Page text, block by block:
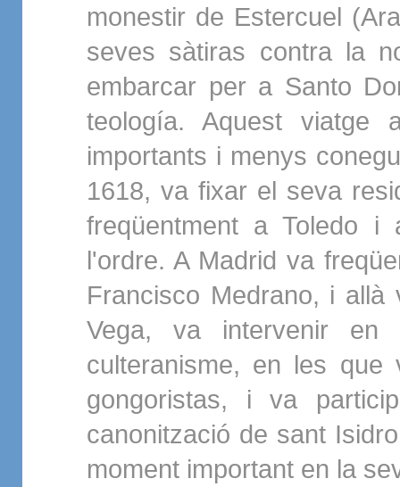
monestir de Estercuel
seves sàtiras contra la
embarcar per a Santo
teología. Aquest
importants i menys
1618, va fixar el seva
freqüentment a Toledo
l'ordre. A Madrid va
Francisco Medrano, i
Vega, va intervenir en
culteranisme, en les
gongoristas, i va
canonització de sant
moment important en la